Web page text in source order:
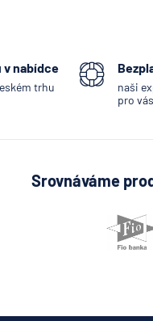
nabídce
trhu
naši
pro vás
Srovnáváme